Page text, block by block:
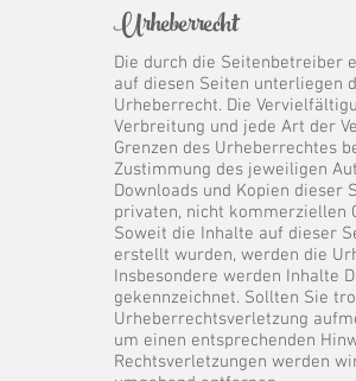
​Urheberrecht
Die durch die Seitenbetreiber
auf diesen Seiten unterliegen
Urheberrecht. Die
Verbreitung und jede Art der
Grenzen des Urheberrechtes
Zustimmung des jeweiligen
Downloads und Kopien dieser
privaten, nicht kommerziellen
Soweit die Inhalte auf dieser
erstellt wurden, werden die
Insbesondere werden Inhalte
gekennzeichnet. Sollten Sie
Urheberrechtsverletzung
um einen entsprechenden
Rechtsverletzungen werden